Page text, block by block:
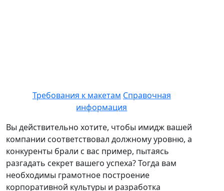
Требования к макетам Справочная
информация
Вы действительно хотите, чтобы имидж вашей
компании соответствовал должному уровню, а
конкуренты брали с вас пример, пытаясь
разгадать секрет вашего успеха? Тогда вам
необходимы грамотное построение
корпоративной культуры и разработка